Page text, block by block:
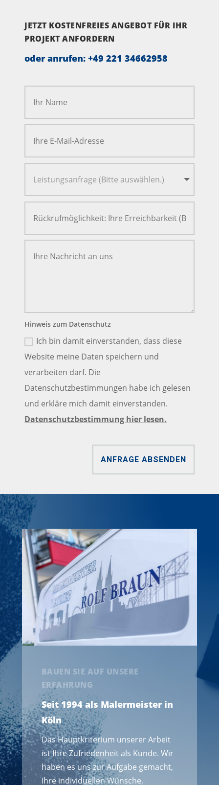
JETZT KOSTENFREIES ANGEBOT FÜR IHR
PROJEKT ANFORDERN
oder anrufen: +49 221 34662958
Hinweis zum Datenschutz
Ich bin damit einverstanden, dass diese
Website meine Daten speichern und
verarbeiten darf. Die
Datenschutzbestimmungen habe ich gelesen
und erkläre mich damit einverstanden.
Datenschutzbestimmung hier lesen.
ANFRAGE ABSENDEN
BAUEN SIE AUF UNSERE
ERFAHRUNG
Seit 1994 als Malermeister in
Köln
Das Hauptkriterium unserer Arbeit
ist Ihre Zufriedenheit als Kunde. Wir
haben es uns zur Aufgabe gemacht,
Ihre individuellen Wünsche,